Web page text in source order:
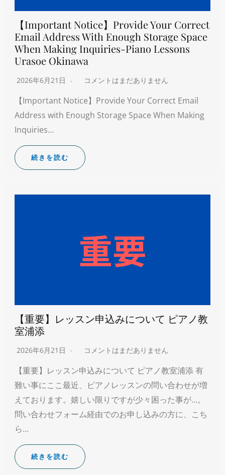
【Important Notice】Provide Your Correct
Email Address With Enough Storage Space
When Making Inquiries-Piano Lessons
Urasoe Okinawa
2026年6月21日 コメントはまだありません
【Important Notice】Provide Your Correct Email
Address with Enough Storage Space When Making
Inquiries…
続きを読む
【重要】レッスン申込みについて ピアノ教
室浦添
2026年6月21日 コメントはまだありません
【重要】レッスン申込みについて ピアノ教室浦添 有
難い事にここ最近、ピアノレッスンの問い合わせが増
えております。嬉しい限りですが少々困った事が…。
問い合わせフォーム経由でのお申し込みの方に、こち
ら…
続きを読む